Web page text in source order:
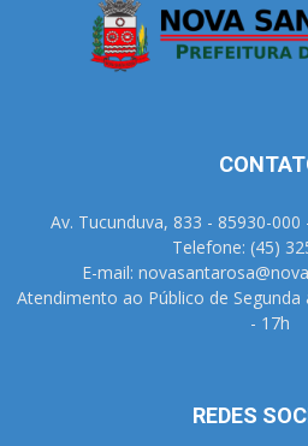
Av. Tucunduva, 833 - 85930-
Telefone: (45)
E-mail:
Atendimento ao Público de Segunda
- 17h
REDES